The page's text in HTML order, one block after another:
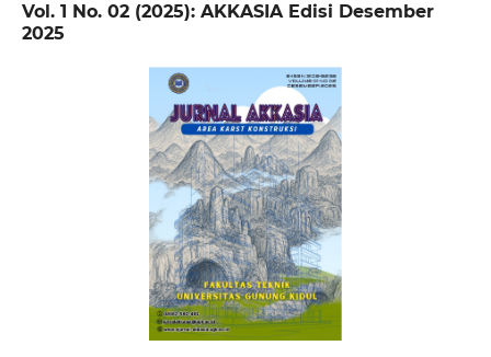
Vol. 1 No. 02 (2025): AKKASIA Edisi Desember
2025